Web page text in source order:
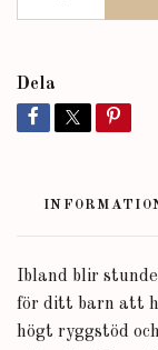
Dela
Ibland blir
för ditt barn att
högt ryggstöd